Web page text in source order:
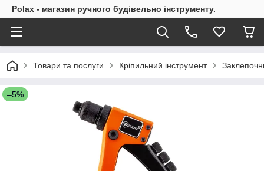
Polax - магазин ручного будівельно інструменту.
Товари та послуги Кріпильний інструмент
–5%